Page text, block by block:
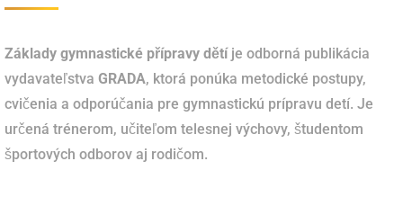
Základy gymnastické přípravy dětíje odborná publikácia
vydavateľstva GRADA, ktorá ponúka metodické postupy,
cvičenia a odporúčania pre gymnastickú prípravu detí. Je
určená trénerom, učiteľom telesnej výchovy, študentom
športových odborov aj rodičom.